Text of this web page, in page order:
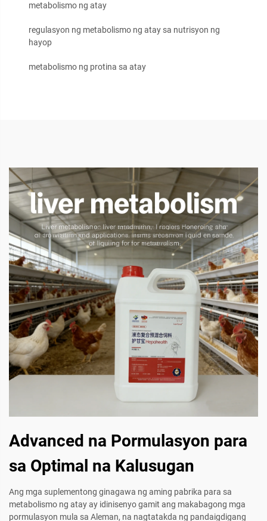
metabolismo ng atay
regulasyon ng metabolismo ng atay sa nutrisyon ng
hayop
metabolismo ng protina sa atay
Advanced na Pormulasyon para
sa Optimal na Kalusugan
Ang mga suplementong ginagawa ng aming pabrika para sa
metabolismo ng atay ay idinisenyo gamit ang makabagong mga
pormulasyon mula sa Aleman, na nagtatakda ng pandaigdigang